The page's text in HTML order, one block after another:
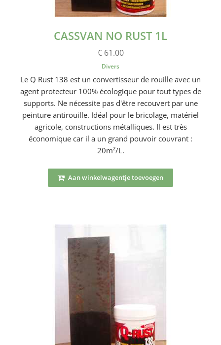
CASSVAN NO RUST 1L
€ 61.00
Divers
Le Q Rust 138 est un convertisseur de rouille avec un
agent protecteur 100% écologique pour tout types de
supports. Ne nécessite pas d'être recouvert par une
peinture antirouille. Idéal pour le bricolage, matériel
agricole, constructions métalliques. Il est très
économique car il a un grand pouvoir couvrant :
20m²/L.
Aan winkelwagentje toevoegen